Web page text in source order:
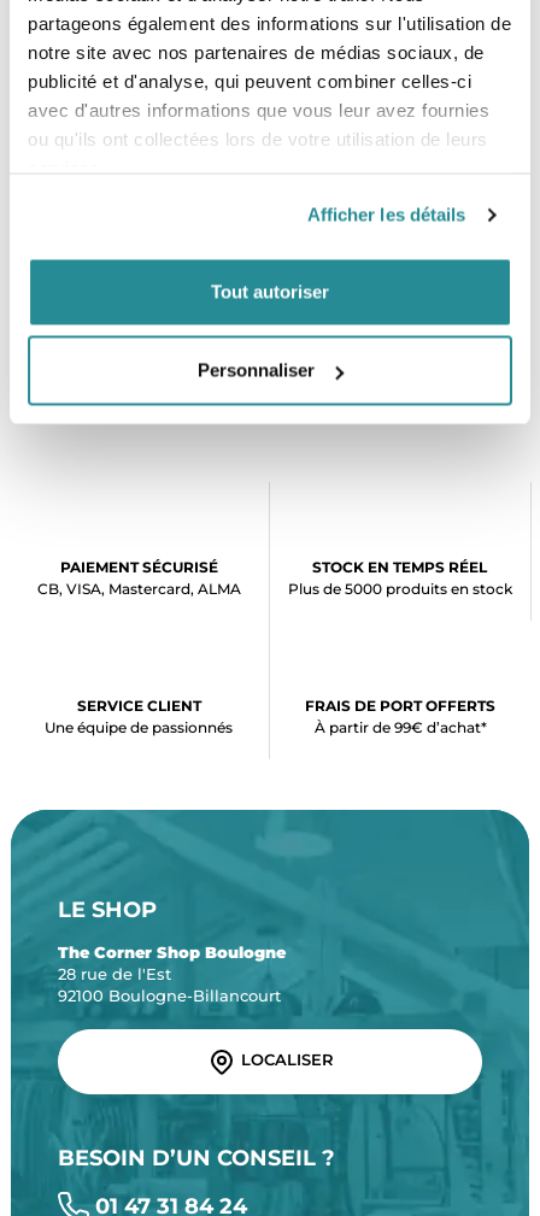
partageons également des informations sur l'utilisation de
notre site avec nos partenaires de médias sociaux, de
publicité et d'analyse, qui peuvent combiner celles-ci
avec d'autres informations que vous leur avez fournies
ou qu'ils ont collectées lors de votre utilisation de leurs
Afficher les détails
Tout autoriser
Personnaliser
PAIEMENT SÉCURISÉ
CB, VISA, Mastercard, ALMA
STOCK EN TEMPS RÉEL
Plus de 5000 produits en stock
SERVICE CLIENT
Une équipe de passionnés
FRAIS DE PORT OFFERTS
À partir de 99€ d’achat*
LE SHOP
The Corner Shop Boulogne
28 rue de l'Est
92100 Boulogne-Billancourt
LOCALISER
BESOIN D’UN CONSEIL ?
01 47 31 84 24